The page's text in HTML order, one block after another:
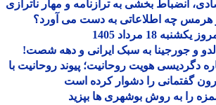
بخشی به ترازنامه و مهار ناترازی
هرمس چه اطلاعاتی به دست می آورد؟
مرداد 1405
و جورجینا به سبک ایرانی و دهه شصت!
هویت روحانیت؛ پیوند روحانیت با
را دشوار کرده است
به روش بوشهری ها بپزید